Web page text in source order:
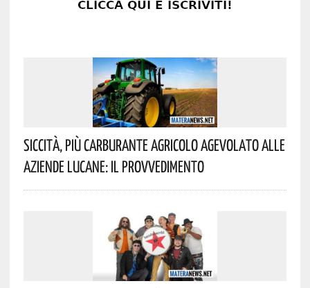
Siccità, Più Carburante Agricolo Agevolato Alle
Aziende Lucane: Il Provvedimento